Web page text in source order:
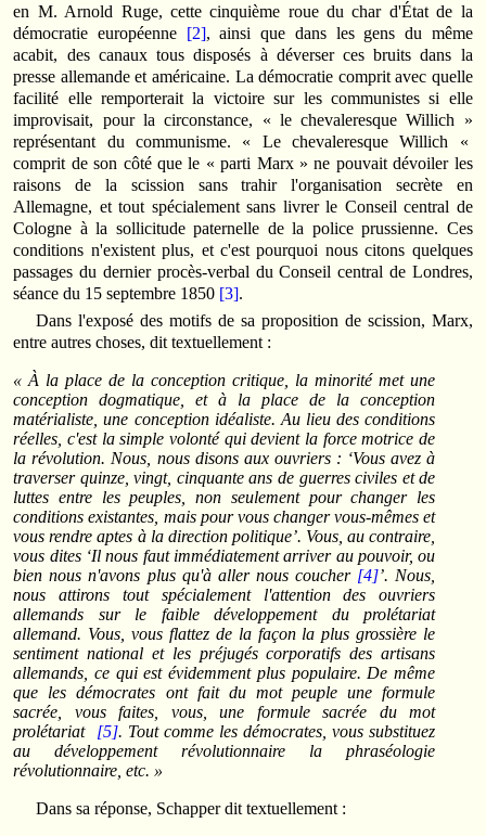
en M. Arnold Ruge, cette cinquième roue du char d'État de la
démocratie européenne [2], ainsi que dans les gens du même
acabit, des canaux tous disposés à déverser ces bruits dans la
presse allemande et américaine. La démocratie comprit avec quelle
facilité elle remporterait la victoire sur les communistes si elle
improvisait, pour la circonstance, « le chevaleresque Willich »
représentant du communisme. « Le chevaleresque Willich «
comprit de son côté que le « parti Marx » ne pouvait dévoiler les
raisons de la scission sans trahir l'organisation secrète en
Allemagne, et tout spécialement sans livrer le Conseil central de
Cologne à la sollicitude paternelle de la police prussienne. Ces
conditions n'existent plus, et c'est pourquoi nous citons quelques
passages du dernier procès-verbal du Conseil central de Londres,
séance du 15 septembre 1850 [3].
Dans l'exposé des motifs de sa proposition de scission, Marx,
entre autres choses, dit textuellement :
« À la place de la conception critique, la minorité met une
conception dogmatique, et à la place de la conception
matérialiste, une conception idéaliste. Au lieu des conditions
réelles, c'est la simple volonté qui devient la force motrice de
la révolution. Nous, nous disons aux ouvriers : ‘Vous avez à
traverser quinze, vingt, cinquante ans de guerres civiles et de
luttes entre les peuples, non seulement pour changer les
conditions existantes, mais pour vous changer vous-mêmes et
vous rendre aptes à la direction politique’. Vous, au contraire,
vous dites ‘Il nous faut immédiatement arriver au pouvoir, ou
bien nous n'avons plus qu'à aller nous coucher [4]’. Nous,
nous attirons tout spécialement l'attention des ouvriers
allemands sur le faible développement du prolétariat
allemand. Vous, vous flattez de la façon la plus grossière le
sentiment national et les préjugés corporatifs des artisans
allemands, ce qui est évidemment plus populaire. De même
que les démocrates ont fait du mot peuple une formule
sacrée, vous faites, vous, une formule sacrée du mot
prolétariat [5]. Tout comme les démocrates, vous substituez
au développement révolutionnaire la phraséologie
révolutionnaire, etc. »
Dans sa réponse, Schapper dit textuellement :